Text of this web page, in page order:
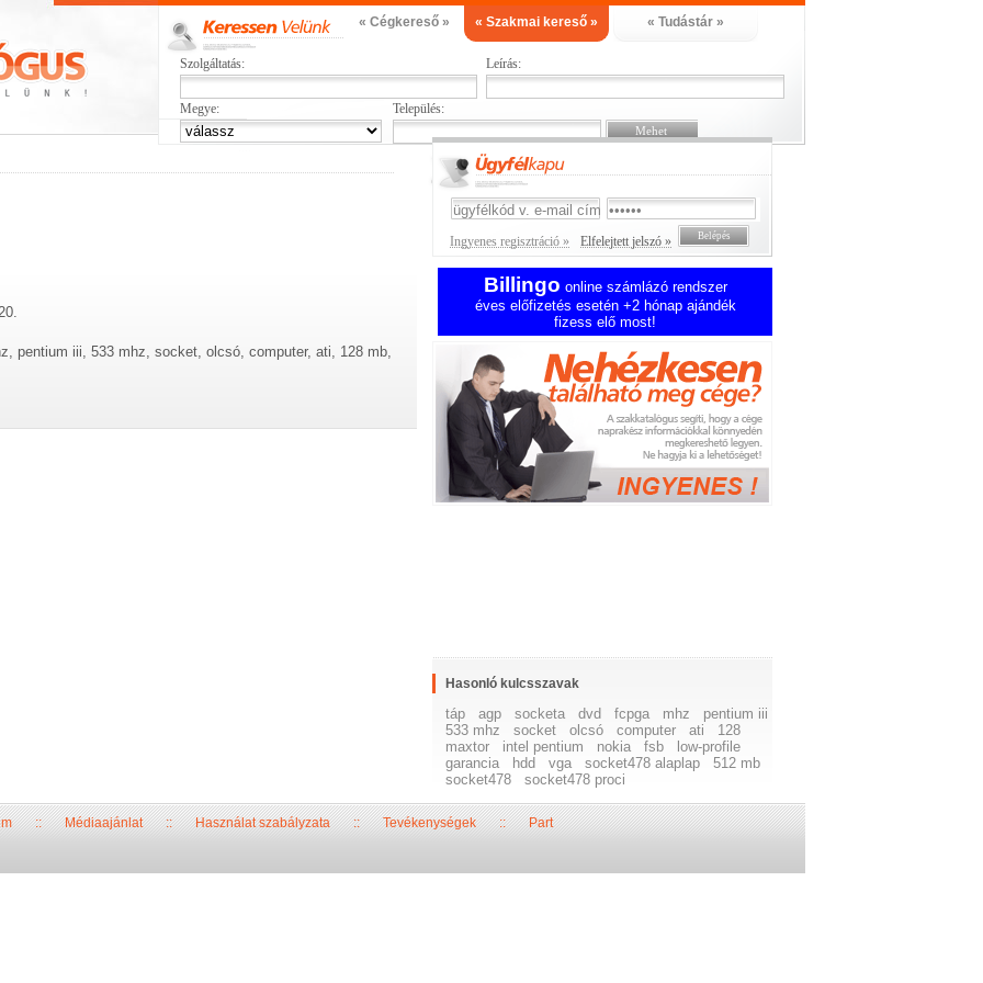
« Cégkereső » « Szakmai kereső » « Tudástár »
Szolgáltatás: Leírás:
Megye: Település:
pentium iii, 533 mhz, socket, olcsó, computer, ati, 128 mb,
Ingyenes regisztráció » Elfelejtett jelszó »
Billingo online számlázó rendszer
éves előfizetés esetén +2 hónap ajándék
fizess elő most!
Hasonló kulcsszavak
táp agp socketa dvd fcpga mhz
pentium iii
533 mhz
socket olcsó computer ati
128
maxtor
intel pentium nokia fsb
low-profile
garancia
hdd vga socket478 alaplap
512 mb
socket478
socket478 proci
::Médiaajánlat::Használat szabályzata::Tevékenységek::Part